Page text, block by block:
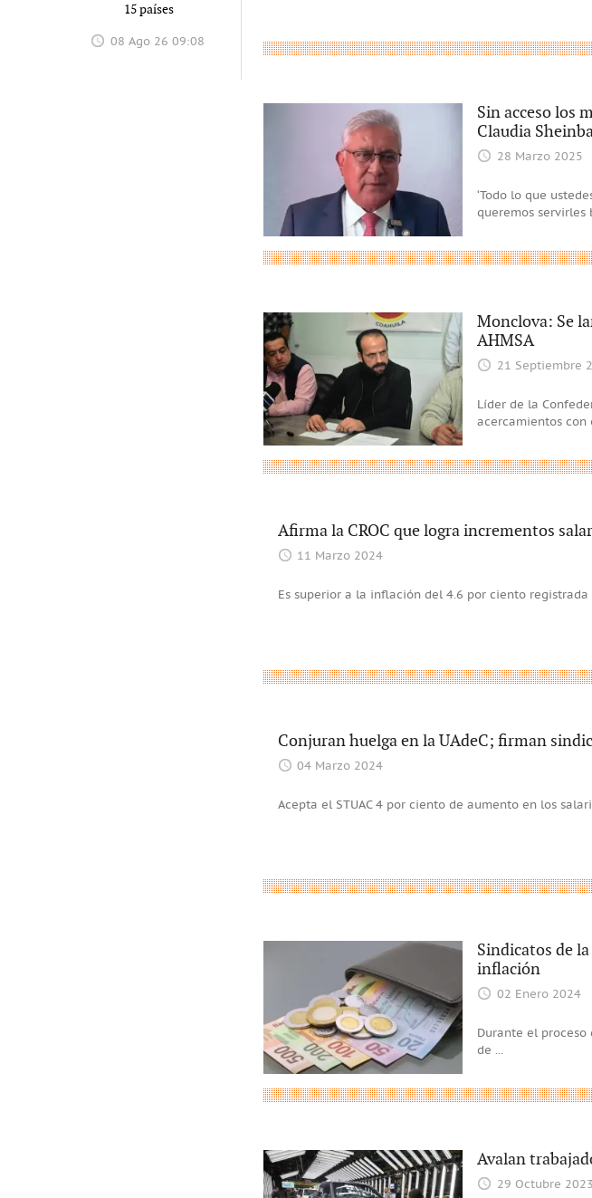
15 países
08 Ago 26 09:08
Sin acceso los
Claudia
28 Marzo 2025
‘Todo lo que
queremos servirles
Monclova: Se
AHMSA
21 Septiembre
Líder de la
acercamientos con
Afirma la CROC que logra incrementos
11 Marzo 2024
Es superior a la inflación del 4.6 por ciento registrada
Conjuran huelga en la UAdeC; firman
04 Marzo 2024
Acepta el STUAC 4 por ciento de aumento en los
Sindicatos de
inflación
02 Enero 2024
Durante el proceso
de
Avalan
29 Octubre 2023